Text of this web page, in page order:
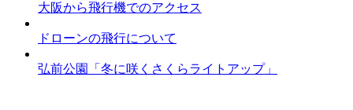
大阪から飛行機でのアクセス
ドローンの飛行について
弘前公園「冬に咲くさくらライトアップ」